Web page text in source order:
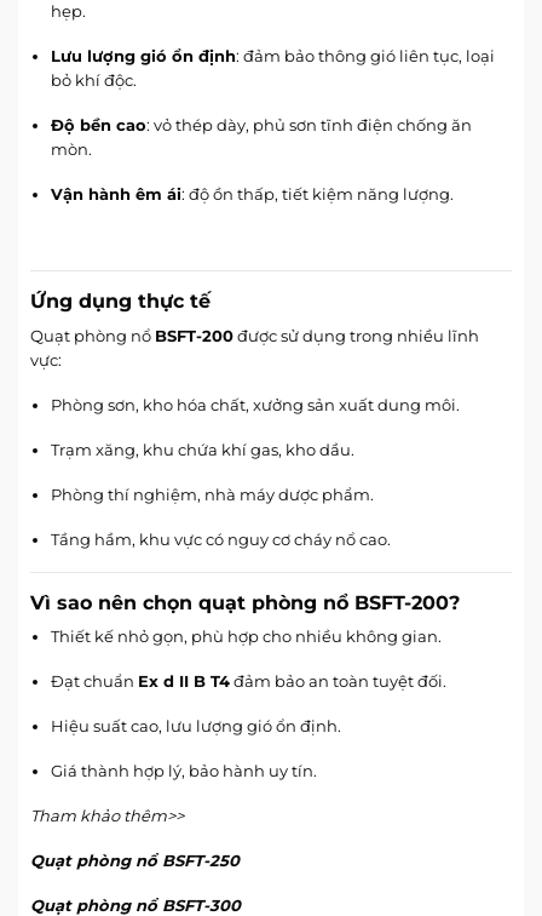
hẹp.
Lưu lượng gió ổn định: đảm bảo thông gió liên tục, loại
bỏ khí độc.
Độ bền cao: vỏ thép dày, phủ sơn tĩnh điện chống ăn
mòn.
Vận hành êm ái: độ ồn thấp, tiết kiệm năng lượng.
Ứng dụng thực tế
Quạt phòng nổ BSFT-200được sử dụng trong nhiều lĩnh
vực:
Phòng sơn, kho hóa chất, xưởng sản xuất dung môi.
Trạm xăng, khu chứa khí gas, kho dầu.
Phòng thí nghiệm, nhà máy dược phẩm.
Tầng hầm, khu vực có nguy cơ cháy nổ cao.
Vì sao nên chọn quạt phòng nổ BSFT-200?
Thiết kế nhỏ gọn, phù hợp cho nhiều không gian.
Đạt chuẩn Ex d II B T4đảm bảo an toàn tuyệt đối.
Hiệu suất cao, lưu lượng gió ổn định.
Giá thành hợp lý, bảo hành uy tín.
Tham khảo thêm>>
Quạt phòng nổ BSFT-250
Quạt phòng nổ BSFT-300